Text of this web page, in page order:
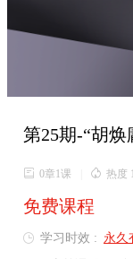
第25期-“胡焕
 0章1课  热度
免费课程
 学习时效 : 永久